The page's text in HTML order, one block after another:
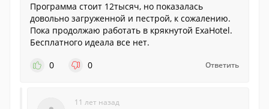
Программа стоит 12тысяч, но показалась
довольно загруженной и пестрой, к сожалению.
Пока продолжаю работать в крякнутой ExaHotel.
Бесплатного идеала все нет.
0
0 Ответить
11 лет назад